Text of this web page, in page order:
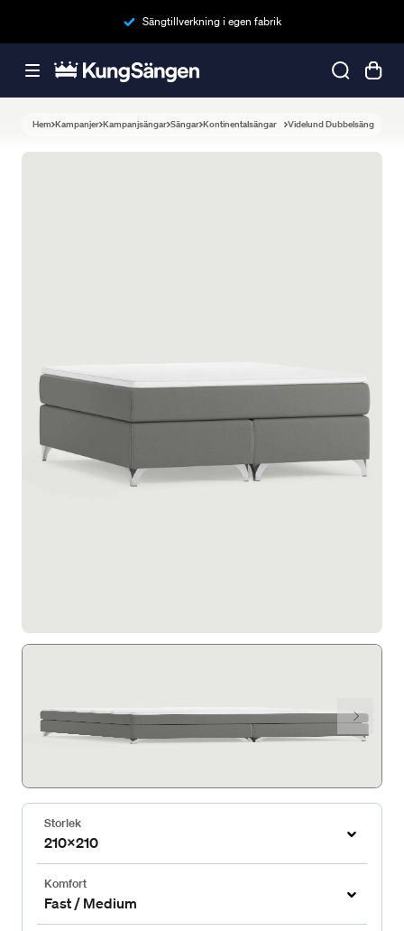
Sängtillverkning i egen fabrik
Hem Kampanjer Kampanjsängar Sängar Kontinentalsängar Videlund Dubbelsäng
Storlek
210x210
Komfort
Fast / Medium